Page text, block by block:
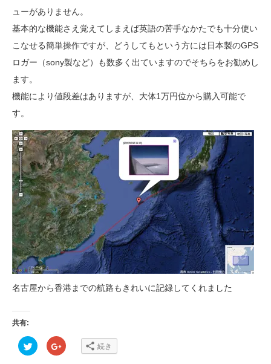
ューがありません。
基本的な機能さえ覚えてしまえば英語の苦手なかたでも十分使い
こなせる簡単操作ですが、どうしてもという方には日本製のGPS
ロガー（sony製など）も数多く出ていますのでそちらをお勧めし
ます。
機能により値段差はありますが、大体1万円位から購入可能で
す。
名古屋から香港までの航路もきれいに記録してくれました
共有:
ク
リ
ク
リ 続き